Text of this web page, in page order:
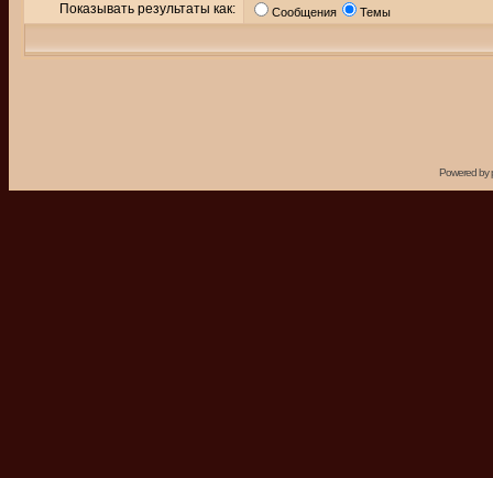
Показывать результаты как: Сообщения Темы
Powered by